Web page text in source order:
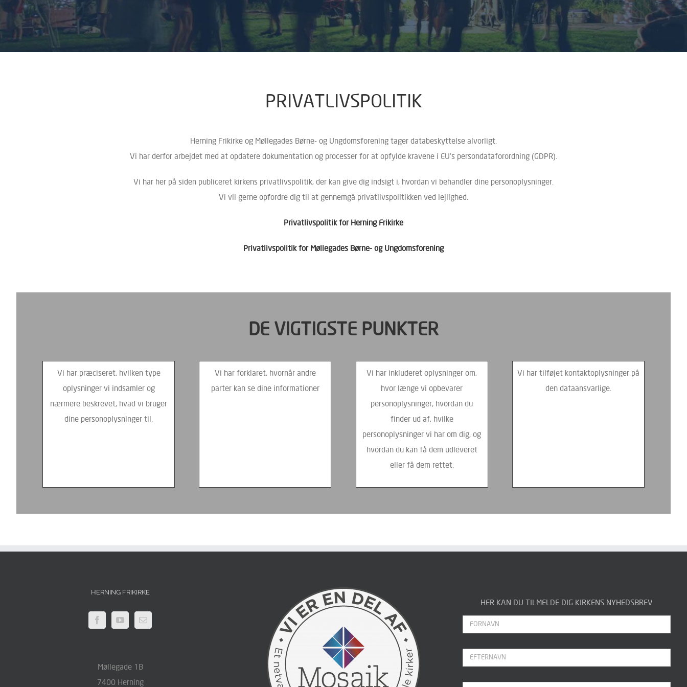
PRIVATLIVSPOLITIK
Herning Frikirke og Møllegades Børne- og Ungdomsforening tager databeskyttelse alvorligt.
Vi har derfor arbejdet med at opdatere dokumentation og processer for at opfylde kravene i EU’s persondataforordning (GDPR).
Vi har her på siden publiceret kirkens privatlivspolitik, der kan give dig indsigt i, hvordan vi behandler dine personoplysninger.
Vi vil gerne opfordre dig til at gennemgå privatlivspolitikken ved lejlighed.
Privatlivspolitik for Herning Frikirke
Privatlivspolitik for Møllegades Børne- og Ungdomsforening
DE VIGTIGSTE PUNKTER
Vi har præciseret, hvilken type
oplysninger vi indsamler og
nærmere beskrevet, hvad vi bruger
dine personoplysninger til.
Vi har forklaret, hvornår andre
parter kan se dine informationer
Vi har inkluderet oplysninger om,
hvor længe vi opbevarer
personoplysninger, hvordan du
finder ud af, hvilke
personoplysninger vi har om dig, og
hvordan du kan få dem udleveret
eller få dem rettet.
Vi har tilføjet kontaktoplysninger på
den dataansvarlige.
HERNING FRIKIRKE
Møllegade 1B
7400 Herning
HER KAN DU TILMELDE DIG KIRKENS NYHEDSBREV